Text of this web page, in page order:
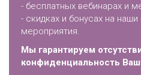
- бесплатных вебинарах и
- скидках и бонусах на
мероприятия.
Мы гарантируем
конфиденциальность